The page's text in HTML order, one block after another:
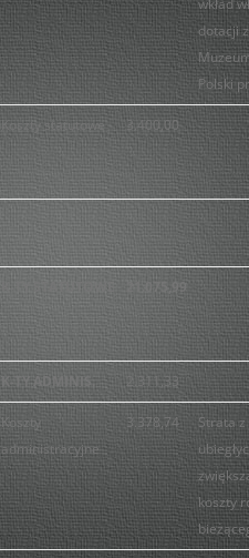
wkład
dotacji z
Polski
Koszty statutowe 3.400,00
21.075,99
K-TY ADMINIS. 2.311,33
Koszty
administracyjne
3.378,74
Strata
koszty